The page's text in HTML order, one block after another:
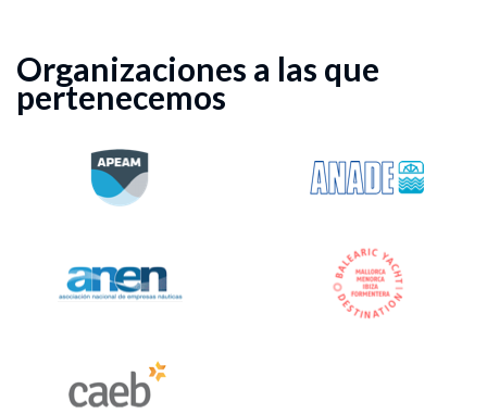
Organizaciones a las que
pertenecemos